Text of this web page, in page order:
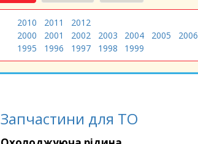
2010 2011
2012
2000 2001 2002 2003 2004 2005 2006
1995 1996 1997 1998 1999
Запчастини для ТО